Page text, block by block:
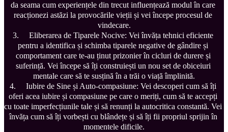
da seama cum experiențele din trecut influențează modul în care
reacționezi astăzi la provocările vieții și vei începe procesul de
vindecare.
3.	Eliberarea de Tiparele Nocive: Vei învăța tehnici eficiente
pentru a identifica și schimba tiparele negative de gândire și
comportament care te-au ținut prizonier în cicluri de durere și
suferință. Vei începe să îți construiești un nou set de obiceiuri
mentale care să te susțină în a trăi o viață împlinită.
4.	Iubire de Sine și Auto-compasiune: Vei descoperi cum să îți
oferi acea iubire și compasiune pe care o meriți, cum să te accepți
cu toate imperfecțiunile tale și să renunți la autocritica constantă. Vei
învăța cum să îți vorbești cu blândețe și să îți fii propriul sprijin în
momentele dificile.